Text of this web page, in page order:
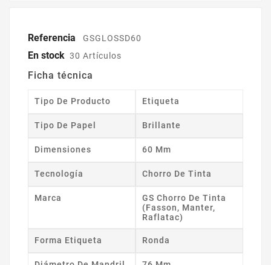
Referencia GSGLOSSD60
En stock 30 Artículos
Ficha técnica
Tipo De Producto Etiqueta
Tipo De Papel Brillante
Dimensiones 60 Mm
Tecnología Chorro De Tinta
Marca
GS Chorro De Tinta
(Fasson, Manter,
Raflatac)
Forma Etiqueta Ronda